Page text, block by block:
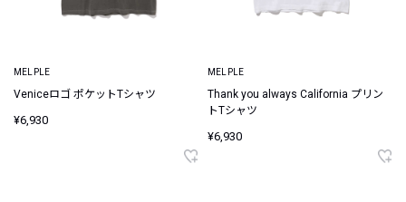
MELPLE
Veniceロゴ ポケットTシャツ
¥6,930
MELPLE
Thank you always California プリン
トTシャツ
¥6,930